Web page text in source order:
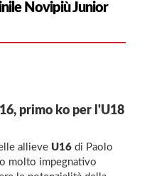
Novipiù Junior
primo ko per l'U18
allieve U16 di Paolo
molto impegnativo